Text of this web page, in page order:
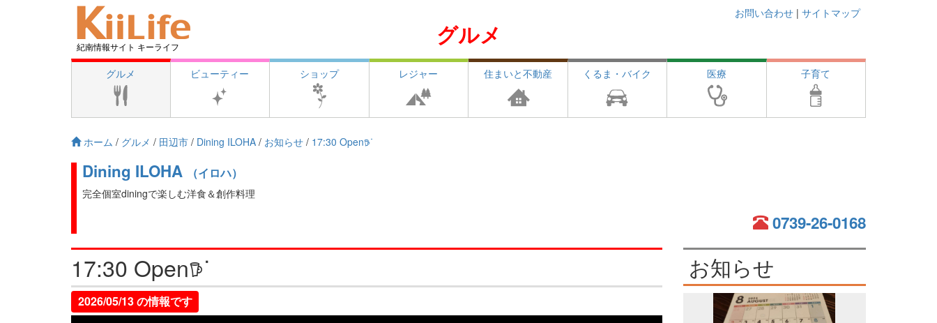
紀南情報サイト キーライフ グルメ
お問い合わせ | サイトマップ
グルメ ビューティー ショップ レジャー 住まいと不動産 くるま・バイク 医療 子育て
ホーム / グルメ / 田辺市 / Dining ILOHA / お知らせ / 17:30 Open𖠚ᐝ
Dining ILOHA （イロハ）
完全個室diningで楽しむ洋食＆創作料理
0739-26-0168
17:30 Open𖠚ᐝ
2026/05/13 の情報です
お知らせ